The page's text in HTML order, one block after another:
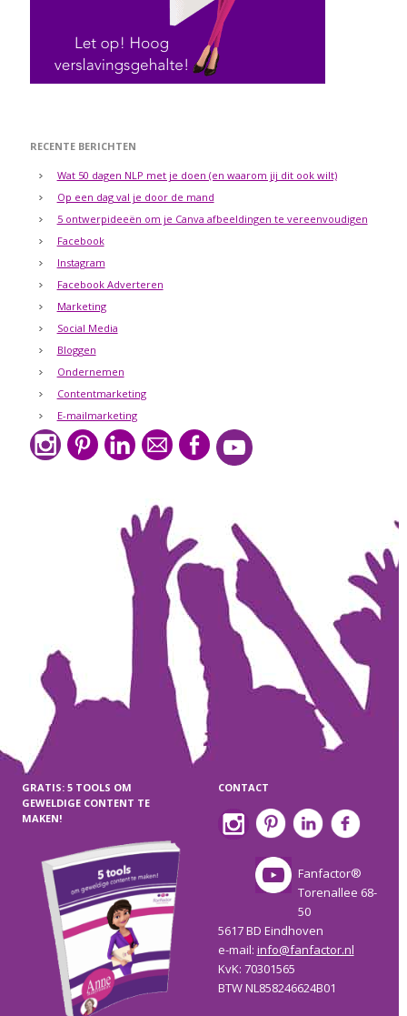
RECENTE BERICHTEN
Wat 50 dagen NLP met je doen (en waarom jij dit ook wilt)
Op een dag val je door de mand
5 ontwerpideeën om je Canva afbeeldingen te vereenvoudigen
Facebook
Instagram
Facebook Adverteren
Marketing
Social Media
Bloggen
Ondernemen
Contentmarketing
E-mailmarketing
GRATIS: 5 TOOLS OM
GEWELDIGE CONTENT TE
MAKEN!
CONTACT
Fanfactor®
Torenallee 68-
50
5617 BD Eindhoven
e-mail: info@fanfactor.nl
KvK: 70301565
BTW NL858246624B01